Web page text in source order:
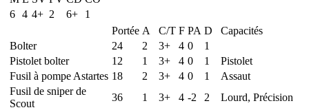
6 4 4+ 2 6+
1
Portée A C/T F PA D
Capacités
Bolter
24 2 3+ 4 0
1
Pistolet bolter
12 1 3+ 4 0 1
Pistolet
Fusil à pompe Astartes 18 2 3+ 4 0 1
Assaut
Fusil de sniper de
Scout
36 1 3+ 4 -2 2 Lourd, Précision